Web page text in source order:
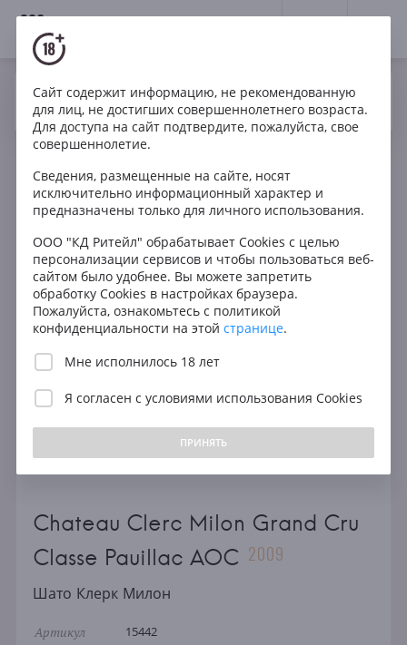
18+
Ваш город Москва ? Да
Вино Красное Сухое
Франция
Chateau Clerc Milon Grand Cru Classe Pauillac AOC
Chateau Clerc Milon Grand Cru
Classe Pauillac AOC 2009
Шато Клерк Милон
Артикул 15442
Сайт содержит информацию, не рекомендованную
для лиц, не достигших совершеннолетнего возраста.
Для доступа на сайт подтвердите, пожалуйста, свое
совершеннолетие.
Сведения, размещенные на сайте, носят
исключительно информационный характер и
предназначены только для личного использования.
ООО "КД Ритейл" обрабатывает Cookies с целью
персонализации сервисов и чтобы пользоваться веб-
сайтом было удобнее. Вы можете запретить
обработку Cookies в настройках браузера.
Пожалуйста, ознакомьтесь с политикой
конфиденциальности на этой странице.
Мне исполнилось 18 лет
Я согласен с условиями использования Cookies
ПРИНЯТЬ